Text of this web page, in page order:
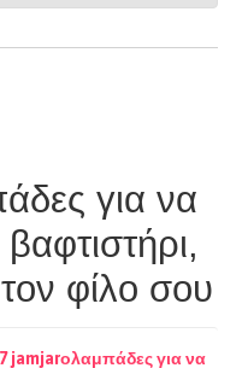
για να
βαφτιστήρι,
φίλο σου
jamjarολαμπάδες για να